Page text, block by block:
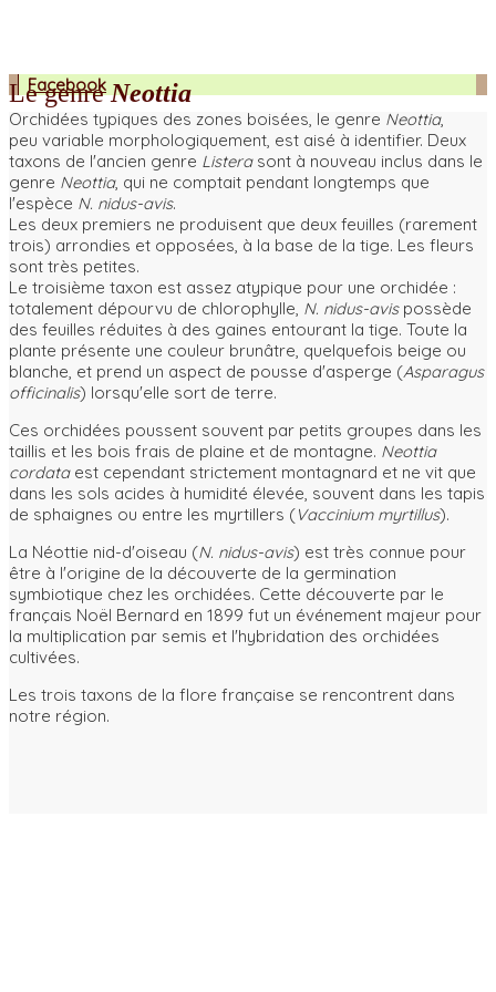
Facebook
Le genreNeottia
Orchidées typiques des zones boisées, le genre Neottia,
peu variable morphologiquement, est aisé à identifier. Deux
taxons de l'ancien genre Listerasont à nouveau inclus dans le
genre Neottia, qui ne comptait pendant longtemps que
l'espèce N. nidus-avis.
Les deux premiers ne produisent que deux feuilles (rarement
trois) arrondies et opposées, à la base de la tige. Les fleurs
sont très petites.
Le troisième taxon est assez atypique pour une orchidée :
totalement dépourvu de chlorophylle, N. nidus-avispossède
des feuilles réduites à des gaines entourant la tige. Toute la
plante présente une couleur brunâtre, quelquefois beige ou
blanche, et prend un aspect de pousse d'asperge (Asparagus
officinalis) lorsqu'elle sort de terre.
Ces orchidées poussent souvent par petits groupes dans les
taillis et les bois frais de plaine et de montagne. Neottia
cordataest cependant strictement montagnard et ne vit que
dans les sols acides à humidité élevée, souvent dans les tapis
de sphaignes ou entre les myrtillers (Vaccinium myrtillus).
La Néottie nid-d'oiseau (N. nidus-avis) est très connue pour
être à l'origine de la découverte de la germination
symbiotique chez les orchidées. Cette découverte par le
français Noël Bernard en 1899 fut un événement majeur pour
la multiplication par semis et l'hybridation des orchidées
cultivées.
Les trois taxons de la flore française se rencontrent dans
notre région.